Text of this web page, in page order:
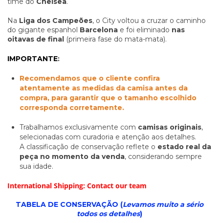
Na Liga dos Campeões, o City voltou a cruzar o caminho
do gigante espanhol Barcelona e foi eliminado nas
oitavas de final (primeira fase do mata-mata).
IMPORTANTE:
Recomendamos que o cliente confira
atentamente as medidas da camisa antes da
compra, para garantir que o tamanho escolhido
corresponda corretamente.
Trabalhamos exclusivamente com camisas originais,
selecionadas com curadoria e atenção aos detalhes.
A classificação de conservação reflete o estado real da
peça no momento da venda, considerando sempre
sua idade.
International Shipping: Contact our team
TABELA DE CONSERVAÇÃO (Levamos muito a sério
todos os detalhes)